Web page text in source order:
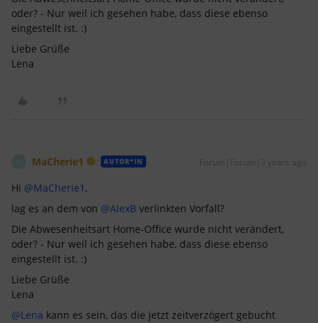
oder? - Nur weil ich gesehen habe, dass diese ebenso
eingestellt ist. :)
Liebe Grüße
Lena
MaCherie1 AUTOR*IN Forum|Forum|3 years ago
Hi @MaCherie1 ,
lag es an dem von @AlexB verlinkten Vorfall?
Die Abwesenheitsart Home-Office wurde nicht verändert,
oder? - Nur weil ich gesehen habe, dass diese ebenso
eingestellt ist. :)
Liebe Grüße
Lena
@Lena kann es sein, das die jetzt zeitverzögert gebucht